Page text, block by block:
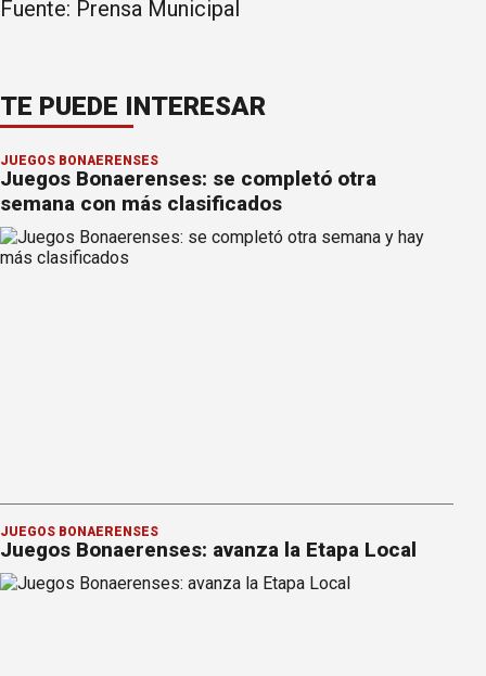
Fuente: Prensa Municipal
TE PUEDE INTERESAR
JUEGOS BONAERENSES
Juegos Bonaerenses: se completó otra
semana con más clasificados
JUEGOS BONAERENSES
Juegos Bonaerenses: avanza la Etapa Local